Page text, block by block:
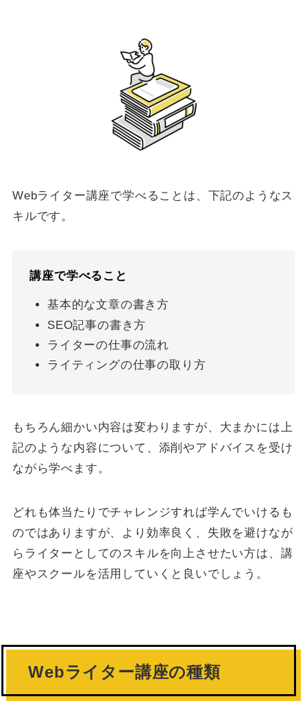
Webライター講座で学べることは、下記のようなス
キルです。
講座で学べること
基本的な文章の書き方
SEO記事の書き方
ライターの仕事の流れ
ライティングの仕事の取り方
もちろん細かい内容は変わりますが、大まかには上
記のような内容について、添削やアドバイスを受け
ながら学べます。
どれも体当たりでチャレンジすれば学んでいけるも
のではありますが、より効率良く、失敗を避けなが
らライターとしてのスキルを向上させたい方は、講
座やスクールを活用していくと良いでしょう。
Webライター講座の種類